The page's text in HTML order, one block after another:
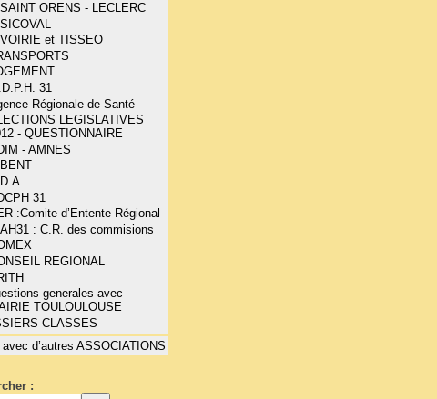
SAINT ORENS - LECLERC
SICOVAL
VOIRIE et TISSEO
31
Régionale de Santé
LEGISLATIVES
- QUESTIONNAIRE
- AMNES
31
:Comite d’Entente Régional
: C.R. des commisions
REGIONAL
generales avec
TOULOULOUSE
CLASSES
avec d’autres ASSOCIATIONS
: